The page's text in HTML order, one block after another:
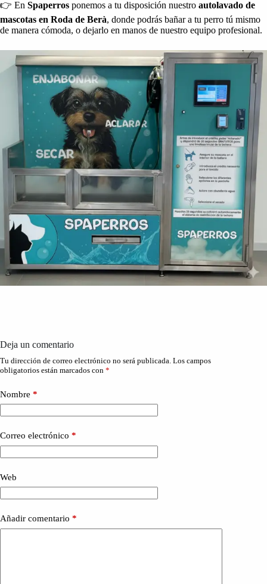
👉 En Spaperros ponemos a tu disposición nuestro autolavado de
mascotas en Roda de Berà, donde podrás bañar a tu perro tú mismo
de manera cómoda, o dejarlo en manos de nuestro equipo profesional.
Deja un comentario
Tu dirección de correo electrónico no será publicada. Los campos
obligatorios están marcados con *
Nombre *
Correo electrónico *
Web
Añadir comentario *